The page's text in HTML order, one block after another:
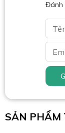
Đánh
SẢN PHẨM